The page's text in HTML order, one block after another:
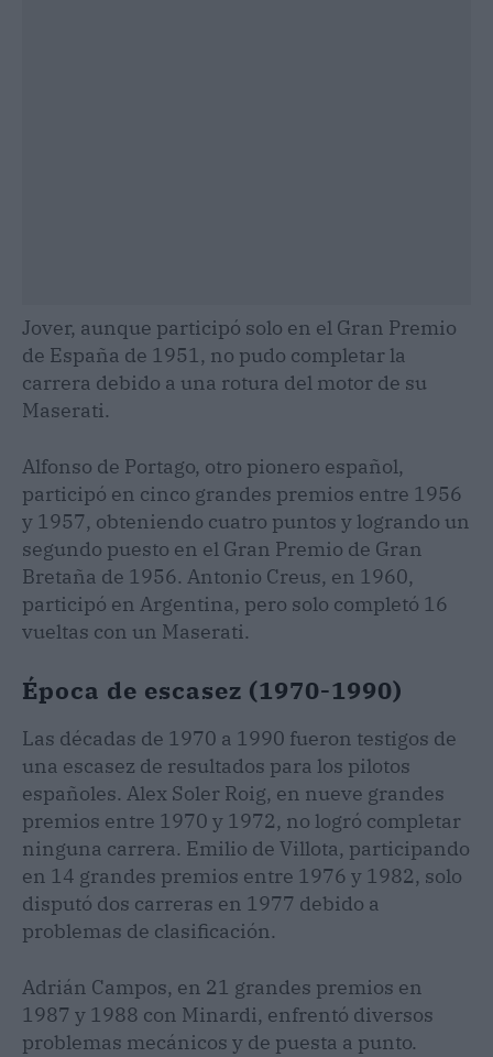
Jover, aunque participó solo en el Gran Premio
de España de 1951, no pudo completar la
carrera debido a una rotura del motor de su
Maserati.
Alfonso de Portago, otro pionero español,
participó en cinco grandes premios entre 1956
y 1957, obteniendo cuatro puntos y logrando un
segundo puesto en el Gran Premio de Gran
Bretaña de 1956. Antonio Creus, en 1960,
participó en Argentina, pero solo completó 16
vueltas con un Maserati.
Época de escasez (1970-1990)
Las décadas de 1970 a 1990 fueron testigos de
una escasez de resultados para los pilotos
españoles. Alex Soler Roig, en nueve grandes
premios entre 1970 y 1972, no logró completar
ninguna carrera. Emilio de Villota, participando
en 14 grandes premios entre 1976 y 1982, solo
disputó dos carreras en 1977 debido a
problemas de clasificación.
Adrián Campos, en 21 grandes premios en
1987 y 1988 con Minardi, enfrentó diversos
problemas mecánicos y de puesta a punto.